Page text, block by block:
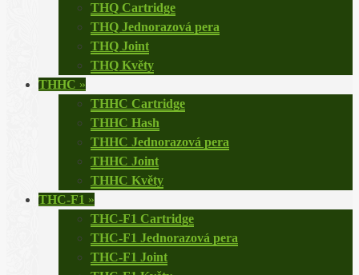
THQ Cartridge
THQ Jednorazová pera
THQ Joint
THQ Květy
THHC »
THHC Cartridge
THHC Hash
THHC Jednorazová pera
THHC Joint
THHC Květy
THC-F1 »
THC-F1 Cartridge
THC-F1 Jednorazová pera
THC-F1 Joint